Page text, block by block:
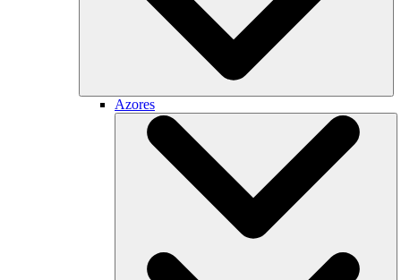
Azores